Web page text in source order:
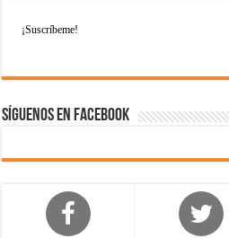
Síguenos en Facebook